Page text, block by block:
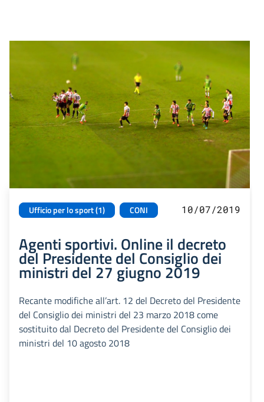
Ufficio per lo sport (1) CONI 10/07/2019
Agenti sportivi. Online il decreto
del Presidente del Consiglio dei
ministri del 27 giugno 2019
Recante modifiche all’art. 12 del Decreto del Presidente
del Consiglio dei ministri del 23 marzo 2018 come
sostituito dal Decreto del Presidente del Consiglio dei
ministri del 10 agosto 2018